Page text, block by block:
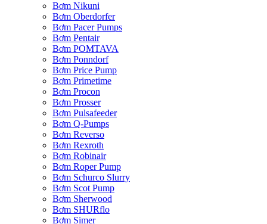
Bơm Nikuni
Bơm Oberdorfer
Bơm Pacer Pumps
Bơm Pentair
Bơm POMTAVA
Bơm Ponndorf
Bơm Price Pump
Bơm Primetime
Bơm Procon
Bơm Prosser
Bơm Pulsafeeder
Bơm Q-Pumps
Bơm Reverso
Bơm Rexroth
Bơm Robinair
Bơm Roper Pump
Bơm Schurco Slurry
Bơm Scot Pump
Bơm Sherwood
Bơm SHURflo
Bơm Simer